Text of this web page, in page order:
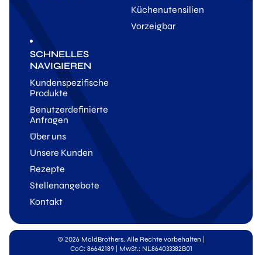
Küchenutensilien
Vorzeigbar
SCHNELLES
NAVIGIEREN
Kundenspezifische
Produkte
Benutzerdefinierte
Anfragen
Über uns
Unsere Kunden
Rezepte
Stellenangebote
Kontakt
© 2026 MoldBrothers. Alle Rechte vorbehalten
CoC: 86642189 | MwSt.: NL864033382B01